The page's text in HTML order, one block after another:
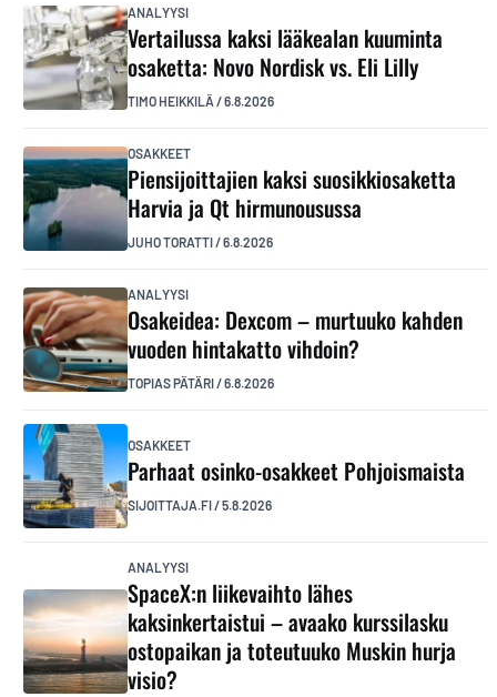
ANALYYSI
Vertailussa kaksi lääkealan kuuminta
osaketta: Novo Nordisk vs. Eli Lilly
TIMO HEIKKILÄ /6.8.2026
OSAKKEET
Piensijoittajien kaksi suosikkiosaketta
Harvia ja Qt hirmunousussa
JUHO TORATTI/6.8.2026
ANALYYSI
Osakeidea: Dexcom – murtuuko kahden
vuoden hintakatto vihdoin?
TOPIAS PÄTÄRI/6.8.2026
OSAKKEET
Parhaat osinko-osakkeet Pohjoismaista
SIJOITTAJA.FI/5.8.2026
ANALYYSI
SpaceX:n liikevaihto lähes
kaksinkertaistui – avaako kurssilasku
ostopaikan ja toteutuuko Muskin hurja
visio?